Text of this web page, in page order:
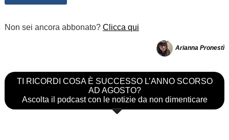
Non sei ancora abbonato? Clicca qui
Arianna Pronestì
TI RICORDI COSA È SUCCESSO L’ANNO SCORSO
AD AGOSTO?
Ascolta il podcast con le notizie da non dimenticare